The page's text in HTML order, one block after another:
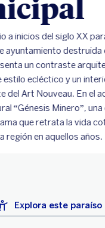
a inicios del siglo XX
ayuntamiento destruida
un contraste
estilo ecléctico y un
del Art Nouveau. En el
“Génesis Minero”,
que retrata la vida
región en aquellos años.
Explora este paraíso